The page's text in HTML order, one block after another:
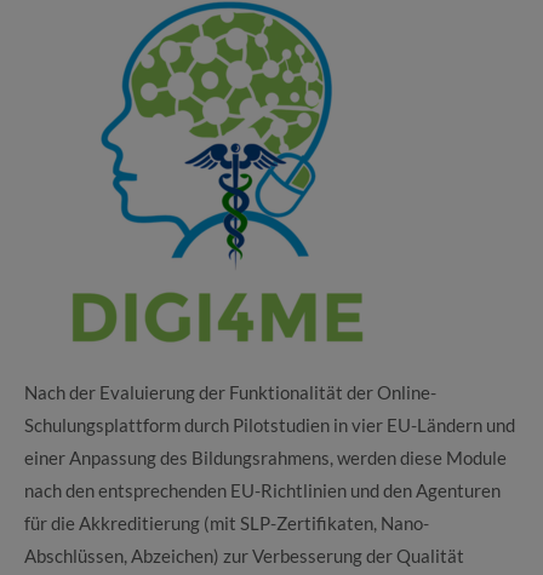
Nach der Evaluierung der Funktionalität der Online-
Schulungsplattform durch Pilotstudien in vier EU-Ländern und
einer Anpassung des Bildungsrahmens, werden diese Module
nach den entsprechenden EU-Richtlinien und den Agenturen
für die Akkreditierung (mit SLP-Zertifikaten, Nano-
Abschlüssen, Abzeichen) zur Verbesserung der Qualität